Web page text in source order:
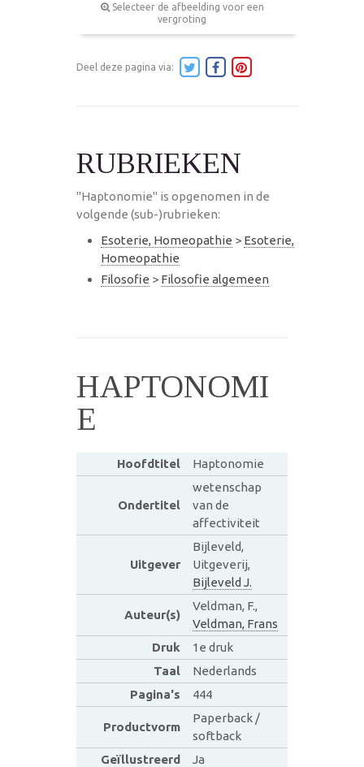
Selecteer de afbeelding voor een
vergroting
Deel deze pagina via:
RUBRIEKEN
"Haptonomie" is opgenomen in de
volgende (sub-)rubrieken:
Esoterie, Homeopathie > Esoterie,
Homeopathie
Filosofie > Filosofie algemeen
HAPTONOMI
E
Hoofdtitel Haptonomie
Ondertitel
wetenschap
van de
affectiviteit
Uitgever
Bijleveld,
Uitgeverij,
Bijleveld J.
Auteur(s)
Veldman, F.,
Veldman, Frans
Druk
1e druk
Taal
Nederlands
Pagina's
444
Productvorm
Paperback /
softback
Geïllustreerd
Ja